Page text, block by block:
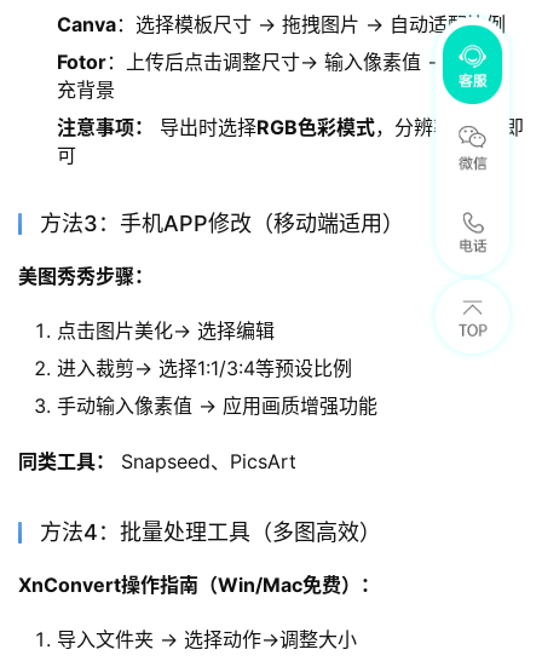
Canva：选择模板尺寸 → 拖拽图片 → 自动适配比例
Fotor：上传后点击调整尺寸→ 输入像素值 → 智能填
充背景
注意事项：
导出时选择RGB色彩模式，分辨率72dpi即
可
方法3：手机APP修改（移动端适用）
美图秀秀步骤：
点击图片美化→ 选择编辑
进入裁剪→ 选择1:1/3:4等预设比例
手动输入像素值 → 应用画质增强功能
同类工具： Snapseed、PicsArt
方法4：批量处理工具（多图高效）
XnConvert操作指南（Win/Mac免费）：
导入文件夹 → 选择动作→调整大小